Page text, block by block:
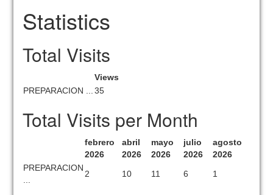
Statistics
Total Visits
Views
PREPARACION ...
35
Total Visits per Month
febrero
2026
abril
2026
mayo
2026
julio
2026
agosto
2026
PREPARACION
2 10 11 6 1